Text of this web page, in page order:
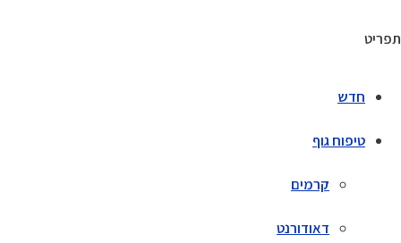
תפריט
חדש
טיפוח גוף
קרמים
דאודורנט